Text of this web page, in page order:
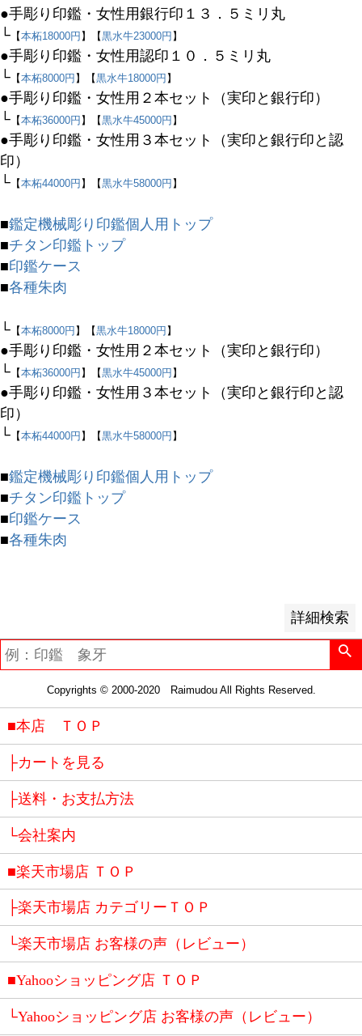
●手彫り印鑑・女性用銀行印１３．５ミリ丸
└ 【本柘18000円 】【黒水牛23000円 】
●手彫り印鑑・女性用認印１０．５ミリ丸
└ 【本柘8000円 】【黒水牛18000円 】
●手彫り印鑑・女性用２本セット（実印と銀行印）
└ 【本柘36000円 】【黒水牛45000円 】
●手彫り印鑑・女性用３本セット（実印と銀行印と認
印）
└ 【本柘44000円 】【黒水牛58000円 】
■鑑定機械彫り印鑑個人用トップ
■チタン印鑑トップ
■印鑑ケース
■各種朱肉
└ 【本柘8000円 】【黒水牛18000円 】
●手彫り印鑑・女性用２本セット（実印と銀行印）
└ 【本柘36000円 】【黒水牛45000円 】
●手彫り印鑑・女性用３本セット（実印と銀行印と認
印）
└ 【本柘44000円 】【黒水牛58000円 】
■鑑定機械彫り印鑑個人用トップ
■チタン印鑑トップ
■印鑑ケース
■各種朱肉
詳細検索
商品タグ
セール
限定
再入荷
翌日発送
在庫なし商品
バンドル販売
予約商品
予約商品のみを表示
並び順
価格が安い順
価格が高い順
優先度順
レビュー順
キーワードヒット順
Copyrights © 2000-2020 Raimudou All Rights Reserved.
■本店 ＴＯＰ
├カートを見る
├送料・お支払方法
└会社案内
■楽天市場店 ＴＯＰ
├楽天市場店 カテゴリーＴＯＰ
└楽天市場店 お客様の声（レビュー）
■Yahooショッピング店 ＴＯＰ
└Yahooショッピング店 お客様の声（レビュー）